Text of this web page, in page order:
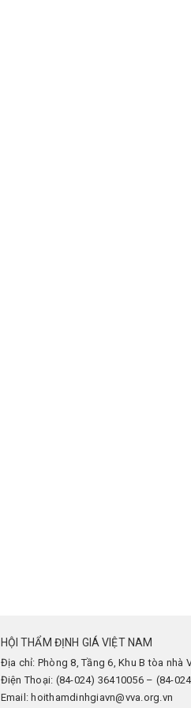
HỘI THẨM ĐỊNH GIÁ VIỆT NAM
Địa chỉ: Phòng 8, Tầng 6, Khu B tòa nhà
Điện Thoại: (84-024) 36410056 – (84-
Email: hoithamdinhgiavn@vva.org.vn